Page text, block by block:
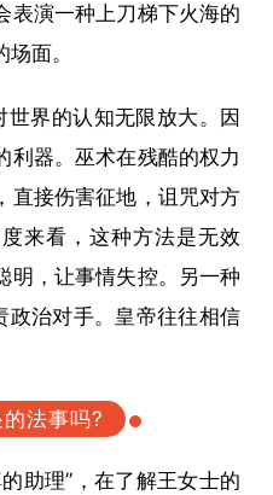
表演一种上刀梯下火海的
面。
界的认知无限放大。因
利器。巫术在残酷的权力
直接伤害征地，诅咒对方
来看，这种方法是无效
明，让事情失控。另一种
政治对手。皇帝往往相信
法事吗?
助理”，在了解王女士的